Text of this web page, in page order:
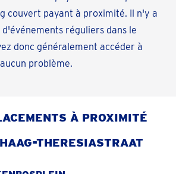
couvert payant à proximité. Il n'y a
d'événements réguliers dans le
donc généralement accéder à
problème.
À PROXIMITÉ
THERESIASTRAAT